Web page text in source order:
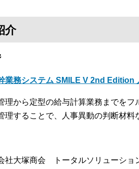
介
業務システム SMILE V 2nd Edition
理から定型の給与計算業務までを
理することで、人事異動の判断材料
社大塚商会 トータルソリューショ